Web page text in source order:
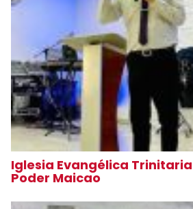
Iglesia Evangélica
Poder Maicao